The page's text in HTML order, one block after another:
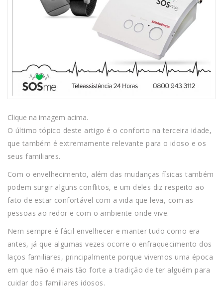
Clique na imagem acima.
O último tópico deste artigo é o conforto na terceira idade,
que também é extremamente relevante para o idoso e os
seus familiares.
Com o envelhecimento, além das mudanças físicas também
podem surgir alguns conflitos, e um deles diz respeito ao
fato de estar confortável com a vida que leva, com as
pessoas ao redor e com o ambiente onde vive.
Nem sempre é fácil envelhecer e manter tudo como era
antes, já que algumas vezes ocorre o enfraquecimento dos
laços familiares, principalmente porque vivemos uma época
em que não é mais tão forte a tradição de ter alguém para
cuidar dos familiares idosos.